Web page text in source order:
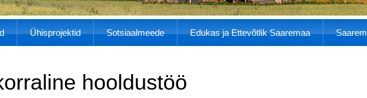
Ühisprojektid Sotsiaalmeede Edukas ja Ettevõtlik Saaremaa
hooldustöö